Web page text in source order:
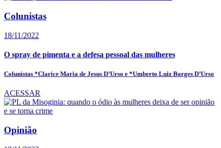
Colunistas
18/11/2022
O spray de pimenta e a defesa pessoal das mulheres
Colunistas *Clarice Maria de Jesus D’Urso e *Umberto Luiz Borges D’Urso
ACESSAR
Opinião